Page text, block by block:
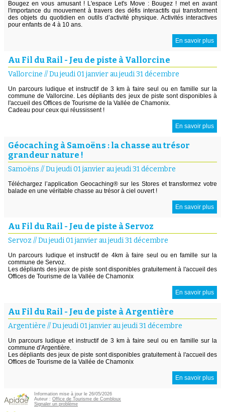
Bougez en vous amusant ! L'espace Let's Move : Bougez ! met en avant
l'importance du mouvement à travers des défis interactifs qui transforment
des objets du quotidien en outils d’activité physique. Activités interactives
pour enfants de 4 à 10 ans.
En savoir plus
Au Fil du Rail - Jeu de piste à Vallorcine
Vallorcine //Du jeudi 01 janvier au jeudi 31 décembre
Un parcours ludique et instructif de 3 km à faire seul ou en famille sur la
commune de Vallorcine. Les dépliants des jeux de piste sont disponibles à
l'accueil des Offices de Tourisme de la Vallée de Chamonix.
Cadeau pour ceux qui réussissent !
En savoir plus
Géocaching à Samoëns : la chasse au trésor
grandeur nature !
Samoëns //Du jeudi 01 janvier au jeudi 31 décembre
Téléchargez l’application Geocaching® sur les Stores et transformez votre
balade en une véritable chasse au trésor à ciel ouvert !
En savoir plus
Au Fil du Rail - Jeu de piste à Servoz
Servoz //Du jeudi 01 janvier au jeudi 31 décembre
Un parcours ludique et instructif de 4km à faire seul ou en famille sur la
commune de Servoz.
Les dépliants des jeux de piste sont disponibles gratuitement à l'accueil des
Offices de Tourisme de la Vallée de Chamonix
En savoir plus
Au Fil du Rail - Jeu de piste à Argentière
Argentière //Du jeudi 01 janvier au jeudi 31 décembre
Un parcours ludique et instructif de 3 km à faire seul ou en famille sur la
commune d'Argentière.
Les dépliants des jeux de piste sont disponibles gratuitement à l'accueil des
Offices de Tourisme de la Vallée de Chamonix
En savoir plus
Information mise à jour le 26/05/2026
Auteur : Office de Tourisme de Combloux
Signaler un problème